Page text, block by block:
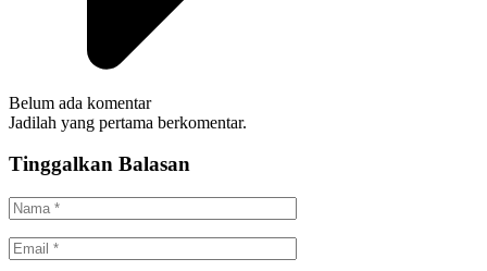
Belum ada komentar
Jadilah yang pertama berkomentar.
Tinggalkan Balasan